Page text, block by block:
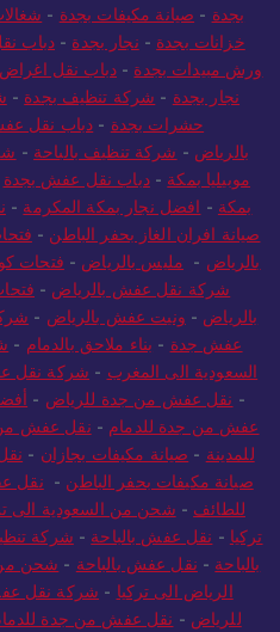
بجدة - صيانة مكيفات بجدة -
خزانات بجدة - نجار بجدة - دباب
ورش مبيدات بجدة -دباب نقل
نجار بجدة - شركة تنظيف بجدة -
حشرات بجدة - دباب نقل
بالرياض - شركة تنظيف بالباحة -
موبيليا بمكة -دباب نقل عفش بجدة
بمكة - افضل نجار بمكة المكرمة -
صيانة افران الغاز بحفر الباطن -
بالرياض - مليس بالرياض - فتحات
شركة نقل عفش بالرياض -
بالرياض - ونيت عفش بالرياض -
عفش جدة - بناء ملاحق بالدمام -
السعودية الى المغرب - شركة نقل
- نقل عفش من جدة للرياض -
عفش من جدة للدمام - نقل عفش
للمدينة - صيانة مكيفات بجازان -
صيانة مكيفات بحفر الباطن - نقل
للطائف - شحن من السعودية الى
تركيا - نقل عفش بالباحة - شركة
بالباحة - نقل عفش بالباحة - شحن من
الرياض الى تركيا - شركة نقل
للرياض - نقل عفش من جدة